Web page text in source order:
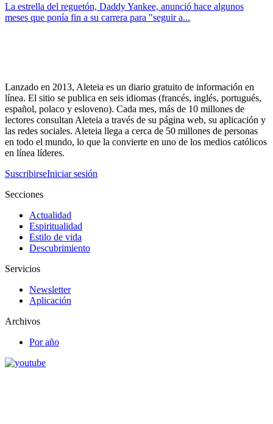
La estrella del reguetón, Daddy Yankee, anunció hace algunos
meses que ponía fin a su carrera para "seguir a...
Lanzado en 2013, Aleteia es un diario gratuito de información en
línea. El sitio se publica en seis idiomas (francés, inglés, portugués,
español, polaco y esloveno). Cada mes, más de 10 millones de
lectores consultan Aleteia a través de su página web, su aplicación y
las redes sociales. Aleteia llega a cerca de 50 millones de personas
en todo el mundo, lo que la convierte en uno de los medios católicos
en línea líderes.
SuscribirseIniciar sesión
Secciones
Actualidad
Espiritualidad
Estilo de vida
Descubrimiento
Servicios
Newsletter
Aplicación
Archivos
Por año